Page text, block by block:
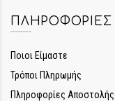
ΠΛΗΡΟΦΟΡΊΕΣ
Ποιοι Είμαστε
Τρόποι Πληρωμής
Πληροφορίες Αποστολής